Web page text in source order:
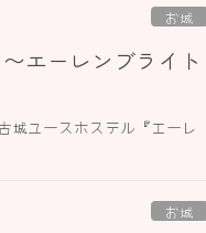
お城
エーレンブライト
城ユースホステル『エーレ
お城